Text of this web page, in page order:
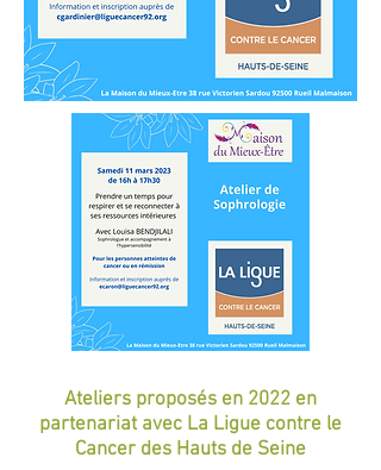
Ateliers proposés en 2022 en
partenariat avec La Ligue contre le
Cancer des Hauts de Seine